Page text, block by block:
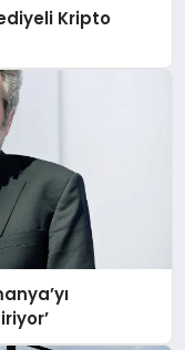
Kripto